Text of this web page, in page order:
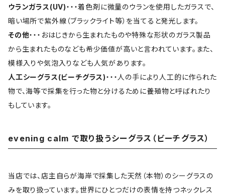
ウランガラス(UV)・・・着色剤に微量のウランを使用したガラスで、
暗い場所で紫外線（ブラックライト等）を当てると発光します。
その他・・・おはじきから生まれたものや特殊な形状のガラス製品
から生まれたものなども希少価値が高いと言われています。また、
模様入りや気泡入りなども人気があります。
人工シーグラス(ビーチグラス)・・・人の手により人工的に作られた
物で、海等で採集を行った物と分けるために養殖物と呼ばれたり
もしています。
evening calm で取り扱うシーグラス（ビーチグラス）
当店では、店主自らが海岸で採集した天然（本物）のシーグラスの
みを取り扱っています。世界にひとつだけの表情を持つネックレス